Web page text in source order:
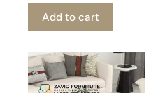
Add to cart